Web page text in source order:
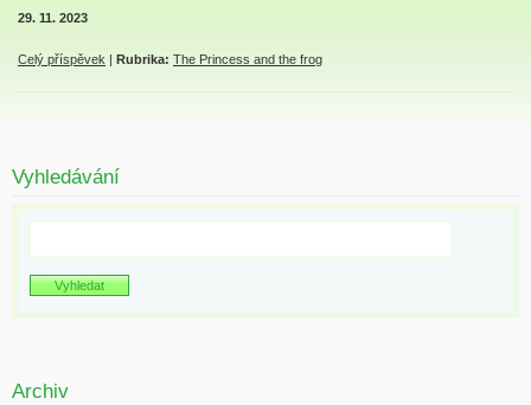
29. 11. 2023
Celý příspěvek | Rubrika: The Princess and the frog
Vyhledávání
Archiv